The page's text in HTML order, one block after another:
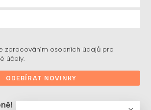
zpracováním osobních údajů pro
účely.
ODEBÍRAT NOVINKY